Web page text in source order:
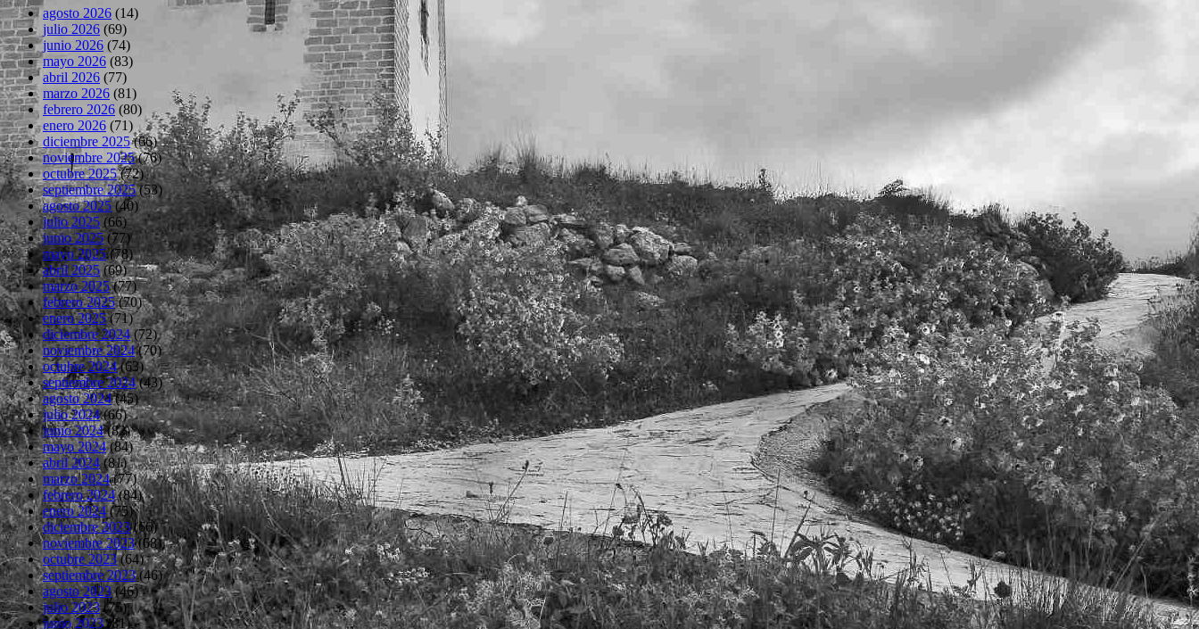
agosto 2026 (14)
julio 2026 (69)
junio 2026 (74)
mayo 2026 (83)
abril 2026 (77)
marzo 2026 (81)
febrero 2026 (80)
enero 2026 (71)
diciembre 2025(66)
noviembre 2025(76)
octubre 2025(72)
septiembre 2025(53)
agosto 2025(40)
julio 2025 (66)
junio 2025(77)
mayo 2025(78)
abril 2025(69)
marzo 2025(77)
febrero 2025(70)
enero 2025(71)
diciembre 2024(72)
noviembre 2024(70)
octubre 2024(63)
septiembre 2024(43)
agosto 2024(45)
julio 2024(66)
junio 2024(82)
mayo 2024(84)
abril 2024(81)
marzo 2024(77)
febrero 2024(84)
enero 2024(75)
diciembre 2023(66)
noviembre 2023(68)
octubre 2023(64)
septiembre 2023(46)
agosto 2023(46)
julio 2023(75)
junio 2023(81)